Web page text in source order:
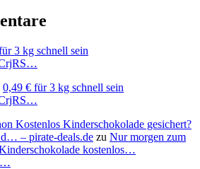
3 kg schnell sein
0,49 € für 3 kg schnell sein
Kostenlos Kinderschokolade gesichert?
– pirate-deals.de zu Nur morgen zum
kostenlos…